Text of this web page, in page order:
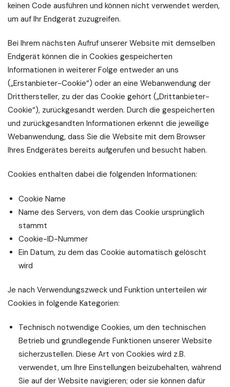
keinen Code ausführen und können nicht verwendet werden,
um auf Ihr Endgerät zuzugreifen.
Bei Ihrem nächsten Aufruf unserer Website mit demselben
Endgerät können die in Cookies gespeicherten
Informationen in weiterer Folge entweder an uns
(„Erstanbieter-Cookie“) oder an eine Webanwendung der
Dritthersteller, zu der das Cookie gehört („Drittanbieter-
Cookie“), zurückgesandt werden. Durch die gespeicherten
und zurückgesandten Informationen erkennt die jeweilige
Webanwendung, dass Sie die Website mit dem Browser
Ihres Endgerätes bereits aufgerufen und besucht haben.
Cookies enthalten dabei die folgenden Informationen:
Cookie Name
Name des Servers, von dem das Cookie ursprünglich
stammt
Cookie-ID-Nummer
Ein Datum, zu dem das Cookie automatisch gelöscht
wird
Je nach Verwendungszweck und Funktion unterteilen wir
Cookies in folgende Kategorien:
Technisch notwendige Cookies, um den technischen
Betrieb und grundlegende Funktionen unserer Website
sicherzustellen. Diese Art von Cookies wird z.B.
verwendet, um Ihre Einstellungen beizubehalten, während
Sie auf der Website navigieren; oder sie können dafür